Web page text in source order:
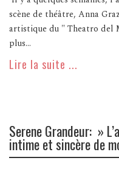
scène de théâtre, Anna
artistique du " Theatro del
plus...
Lire la suite ...
Serene Grandeur: »
intime et sincère de